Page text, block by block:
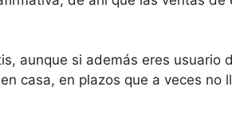
aunque si además eres usuario
casa, en plazos que a veces no